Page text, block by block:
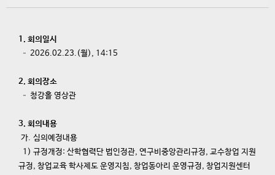
1. 회의일시
– 2026.02.23.(월), 14:15
2. 회의장소
– 청강홀 영상관
3. 회의내용
가. 심의예정내용
1) 규정개정: 산학협력단 법인정관, 연구비중앙관리규정, 교수창업 지원
규정, 창업교육 학사제도 운영지침, 창업동아리 운영규정, 창업지원센터